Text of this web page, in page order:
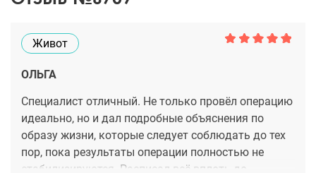
Живот
ОЛЬГА
Специалист отличный. Не только провёл операцию
идеально, но и дал подробные объяснения по
образу жизни, которые следует соблюдать до тех
пор, пока результаты операции полностью не
стабилизируются. Расписал всё вплоть до